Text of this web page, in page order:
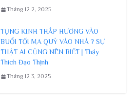
Tháng 12 2, 2025
TỤNG KINH THẮP HƯƠNG VÀO
BUỔI TỐI MA QUỶ VÀO NHÀ ? SỰ
THẬT AI CŨNG NÊN BIẾT | Thầy
Thích Đạo Thịnh
Tháng 12 3, 2025